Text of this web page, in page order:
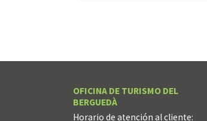
OFICINA DE TURISMO DEL
BERGUEDÀ
Horario de atención al cliente: